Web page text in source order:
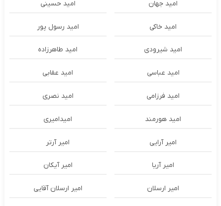
امید جهان امید حسینی
امید خاکی امید رسول پور
امید شیرودی امید طاهرزاده
امید عباسی امید عقابی
امید فرزامی امید نصری
امید هورمند امیدامیری
امیر آرایی امیر آرتر
امیر آریا امیر آیکان
امیر ارسلان امیر ارسلان آقایی